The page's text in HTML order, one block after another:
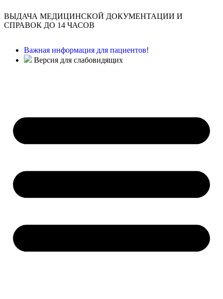
ВЫДАЧА МЕДИЦИНСКОЙ ДОКУМЕНТАЦИИ И
СПРАВОК ДО 14 ЧАСОВ
Важная информация для пациентов!
Версия для слабовидящих